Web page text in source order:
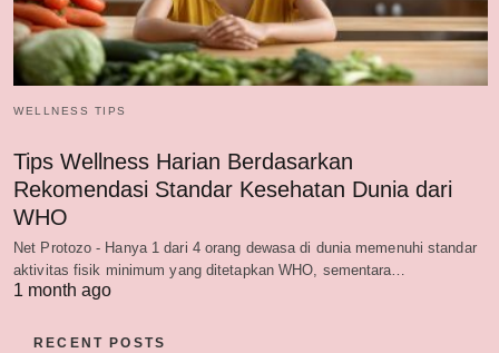
WELLNESS TIPS
Tips Wellness Harian Berdasarkan
Rekomendasi Standar Kesehatan Dunia dari
WHO
Net Protozo - Hanya 1 dari 4 orang dewasa di dunia memenuhi standar
aktivitas fisik minimum yang ditetapkan WHO, sementara…
1 month ago
RECENT POSTS